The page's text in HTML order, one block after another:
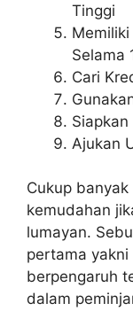
Tinggi
Selama
Cari
Ajukan
Cukup
kemudahan
lumayan.
pertama
berpengaruh
dalam